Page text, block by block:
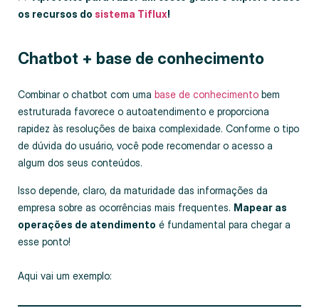
os recursos do sistema Tiflux!
Chatbot + base de conhecimento
Combinar o chatbot com uma base de conhecimento bem
estruturada favorece o autoatendimento e proporciona
rapidez às resoluções de baixa complexidade. Conforme o tipo
de dúvida do usuário, você pode recomendar o acesso a
algum dos seus conteúdos.
Isso depende, claro, da maturidade das informações da
empresa sobre as ocorrências mais frequentes. Mapear as
operações de atendimento é fundamental para chegar a
esse ponto!
Aqui vai um exemplo: